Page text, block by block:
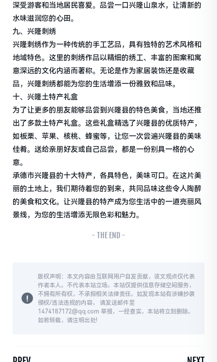
深受游客和当地居民喜爱。品尝一口兴隆山泉水，让清新的
水味滋润您的心田。
九、兴隆刺绣
兴隆刺绣作为一种传统的手工艺品，具有独特的艺术风格和
地域特色。这里的刺绣作品以精细的绣工、丰富的图案和寓
意深远的文化内涵而著称。无论是作为家居装饰还是收藏
品，兴隆刺绣都能为您的生活增添一份雅致和品味。
十、兴隆土特产礼盒
为了让更多的朋友能够品尝到兴隆县的特色美食，当地还推
出了多款土特产礼盒。这些礼盒精选了兴隆县的优质特产，
如板栗、苹果、核桃、蜂蜜等，让您一次尝遍兴隆县的美味
佳肴。送给亲朋好友或自己品尝，都是一份别具一格的心
意。
承德市兴隆县的十大特产，各具特色，美味可口。在这片美
丽的土地上，我们期待着您的到来，共同品味这些令人陶醉
的美食和文化。让兴隆县的特产成为您生活中的一道亮丽风
景线，为您的生活增添无限色彩和魅力。
- THE END -
版权声明：本文内容由互联网用户自发贡献，该文观点仅代表
作者本人。不代表本站立场。本站仅提供信息存储空间服务，
不拥有所有权，不承担相关法律责任。如发现本站有涉嫌抄袭
侵权/违法违规的内容， 请发送邮件至
1474187172@qq.com 举报，一经查实，本站将立刻删除。
如若转载，请注明出处!